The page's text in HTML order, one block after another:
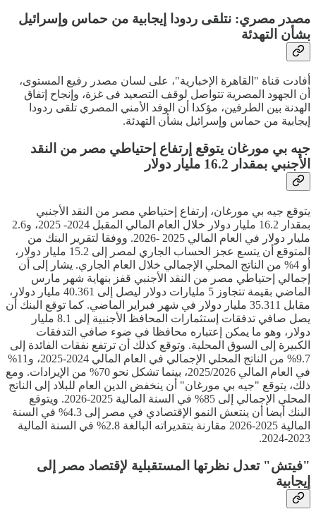
مصدر مصري: نتلقى ردودا إيجابية من حماس وإسرائيل
بشأن التهدئة
أفادت قناة "القاهرة الإخبارية"، على لسان مصدر رفيع المستوى،
أن الجهود المصرية تتواصل لوقف التصعيد فى غزة، وإنجاح إتفاق
الهدنة بين الطرفين، مؤكدا أن الوفد الأمني المصري تلقى ردودا
إيجابية من حماس وإسرائيل بشأن التهدئة.
جيه بي مورغان يتوقع إرتفاع إحتياطي مصر من النقد
الأجنبي بمقدار 16.2 مليار دولار
يتوقع جيه بي مورغان، إرتفاع إحتياطي مصر من النقد الأجنبي
بمقدار 16.2 مليار دولار خلال العام المالي المقبل 2024- 2025، و2.6
مليار دولار في العام المالي 2025 -2026. ووفقا لتقرير البنك من
المتوقع أن يتسع عجز الحساب الجاري لمصر إلى 15.2 مليار دولار،
أو 4% من الناتج المحلي الإجمالي خلال العام الجاري. يشار إلى أن
إجمالي إحتياطي مصر من النقد الأجنبي قفز بنهاية شهر مارس
الماضي بقيمة تتجاوز 5 مليارات دولار ليصل إلى 40.361 مليار دولار،
مقابل 35.311 مليار دولار في شهر فبراير الماضي. كما توقع البنك أن
يصل صافي تدفقات إستثمارات المحافظ الأجنبية إلى 8.1 مليار
دولار، وهو ما يمكن إعتباره محافظا في ضوء صافي التدفقات
الكبيرة إلى السوق المحلية. وتوقع كذلك أن ترتفع نفقات الفائدة إلى
9.7% من الناتج المحلي الإجمالي في العام المالي 2024-2025، و11%
في العام المالي 2025/2026، بينما تشكل نحو 70% من الإيرادات. ومع
ذلك، يتوقع "جيه بي مورغان" أن ينخفض الدين العام للبلاد إلى الناتج
المحلي الإجمالي إلى 85% في السنة المالية 2025-2026. ويتوقع
البنك أيضا أن ينتعش النمو الإقتصادي في مصر إلى 4.3% في السنة
المالية 2025-2026 مقارنة بتقديراته البالغة 2.8% في السنة المالية
2023-2024.
"فيتش" تعدل نظرتها المستقبلية لإقتصاد مصر إلى
إيجابية